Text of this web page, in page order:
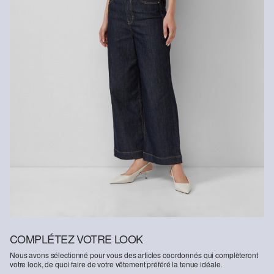
Fibre certifiée durable
Dans le domaine des fibres certifiées durables, nous nous
engageons à utiliser des fibres naturelles provenant de sources
renouvelables. Leurs matières premières sont cultivées de
manière à économiser les ressources.
Viscose plus responsable : Ce produit contient de la viscose plus
responsable. Pour la production, seul du bois provenant d’une
sylviculture certifiée est utilisé. Au cours du processus de
production, la consommation d’eau et les émissions de gaz à effet
de serre sont considérablement réduits par rapport à la production
d’autres fibres naturelles non certifiées.
COMPLÉTEZ VOTRE LOOK
Nous avons sélectionné pour vous des articles coordonnés qui complèteront
votre look, de quoi faire de votre vêtement préféré la tenue idéale.